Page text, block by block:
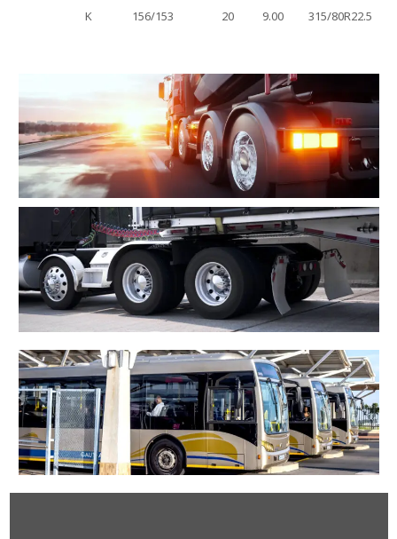
315/80R22.5
9.00
20
156/153
K